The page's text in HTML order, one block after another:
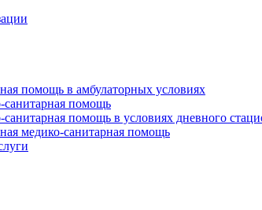
помощь в амбулаторных условиях
санитарная помощь
помощь в условиях дневного
медико-санитарная помощь